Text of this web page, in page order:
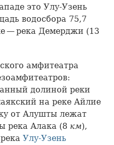
это Улу-Узень
водосбора 75,7
— река Демерджи (13
амфитеатра
долиной реки
на реке Айлие
от Алушты лежат
река Алака (8 км),
Улу-Узень